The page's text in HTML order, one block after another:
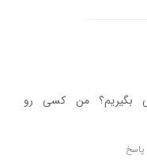
بگیریم؟ من کسی رو
پاسخ